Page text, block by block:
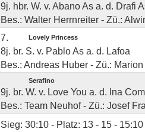
9j. hbr. W. v. Abano As a. d. Drafi
Bes.: Walter Herrnreiter - Zü.:
7.
Lovely Princess
8j. br. S. v. Pablo As a. d. Lafoa
Bes.: Andreas Huber - Zü.:
Serafino
9j. br. W. v. Love You a. d. Ina
Bes.: Team Neuhof - Zü.: Josef
Sieg: 30:10 - Platz: 13 - 15 -